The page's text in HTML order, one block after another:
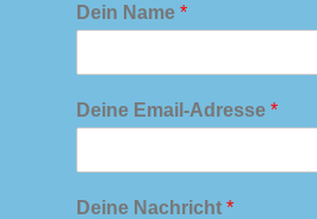
Dein Name *
Deine Email-Adresse *
Deine Nachricht *